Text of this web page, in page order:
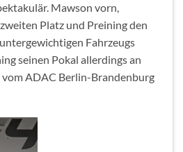
Mawson vorn,
Platz und Preining den
Fahrzeugs
seinen Pokal allerdings an
ADAC Berlin-Brandenburg